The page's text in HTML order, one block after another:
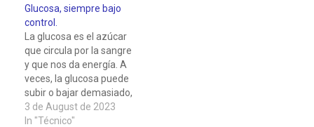
tanto en platos dulces
como salados. Pero, ¿es
adecuado su consumo a
pesar de su alto
contenido…
Glucosa, siempre bajo
control.
La glucosa es el azúcar
que circula por la sangre
y que nos da energía. A
veces, la glucosa puede
subir o bajar demasiado,
y eso no es bueno para
nuestra salud. A eso se
3 de August de 2023
In "Técnico"